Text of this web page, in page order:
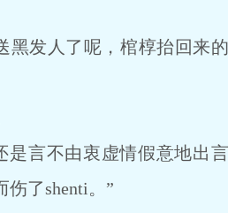
发人了呢，棺椁抬回来
言不由衷虚情假意地出
了shenti。”